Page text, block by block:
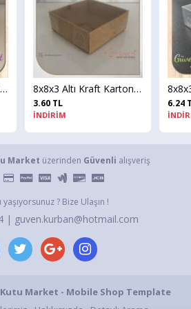
8x8x3 Altı Kraft Karton Üstü Asetat Kutu
Market üzerinden Güvenli alışveriş
? Bize Ulaşın !
| guven.kurban@hotmail.com
Market - Mobile Shop Template